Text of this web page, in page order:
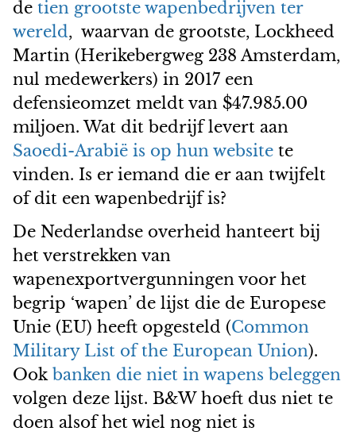
de tien grootste wapenbedrijven ter
wereld, waarvan de grootste, Lockheed
Martin (Herikebergweg 238 Amsterdam,
nul medewerkers) in 2017 een
defensieomzet meldt van $47.985.00
miljoen. Wat dit bedrijf levert aan
Saoedi-Arabië is op hun website te
vinden. Is er iemand die er aan twijfelt
of dit een wapenbedrijf is?
De Nederlandse overheid hanteert bij
het verstrekken van
wapenexportvergunningen voor het
begrip ‘wapen’ de lijst die de Europese
Unie (EU) heeft opgesteld (Common
Military List of the European Union).
Ook banken die niet in wapens beleggen
volgen deze lijst. B&W hoeft dus niet te
doen alsof het wiel nog niet is